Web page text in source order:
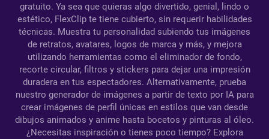
gratuito. Ya sea que quieras algo divertido, genial, lindo o
estético, FlexClip te tiene cubierto, sin requerir habilidades
técnicas. Muestra tu personalidad subiendo tus imágenes
de retratos, avatares, logos de marca y más, y mejora
utilizando herramientas como el eliminador de fondo,
recorte circular, filtros y stickers para dejar una impresión
duradera en tus espectadores. Alternativamente, prueba
nuestro generador de imágenes a partir de texto por IA para
crear imágenes de perfil únicas en estilos que van desde
dibujos animados y anime hasta bocetos y pinturas al óleo.
¿Necesitas inspiración o tienes poco tiempo? Explora